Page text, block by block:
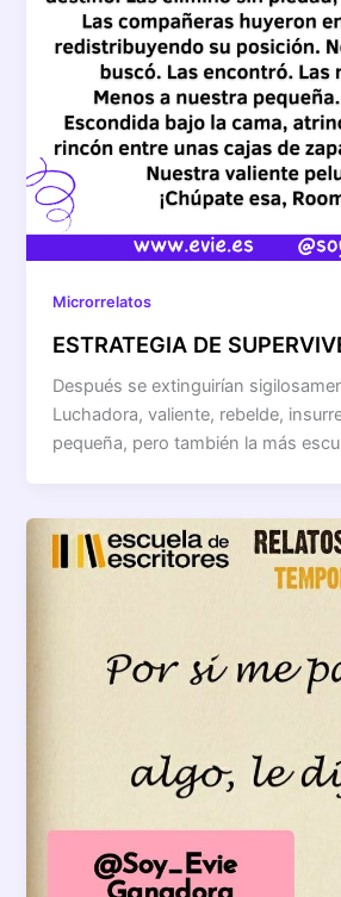
Microrrelatos
ESTRATEGIA DE
Después se extinguirían
Luchadora, valiente, rebelde,
pequeña, pero también la más